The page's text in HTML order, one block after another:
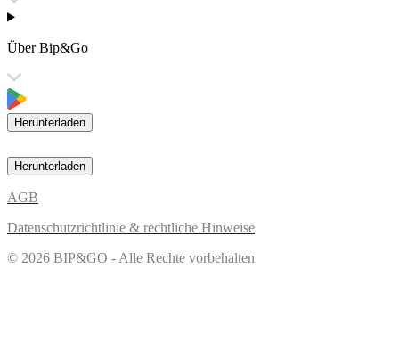
Über Bip&Go
Herunterladen
Herunterladen
AGB
Datenschutzrichtlinie & rechtliche Hinweise
© 2026 BIP&GO - Alle Rechte vorbehalten